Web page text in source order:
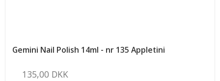
Gemini Nail Polish 14ml - nr 135 Appletini
135,00 DKK